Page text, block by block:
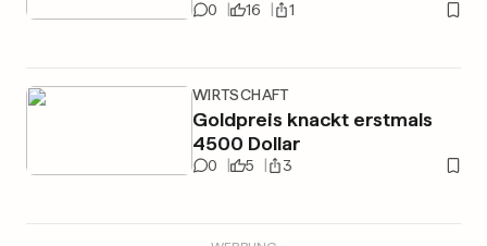
0 16 1
WIRTSCHAFT
Goldpreis knackt erstmals
4500 Dollar
0 5 3